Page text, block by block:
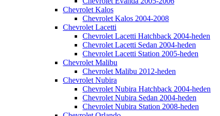
Chevrolet Kalos
Chevrolet Kalos 2004-2008
Chevrolet Lacetti
Chevrolet Lacetti Hatchback 2004-heden
Chevrolet Lacetti Sedan 2004-heden
Chevrolet Lacetti Station 2005-heden
Chevrolet Malibu
Chevrolet Malibu 2012-heden
Chevrolet Nubira
Chevrolet Nubira Hatchback 2004-heden
Chevrolet Nubira Sedan 2004-heden
Chevrolet Nubira Station 2008-heden